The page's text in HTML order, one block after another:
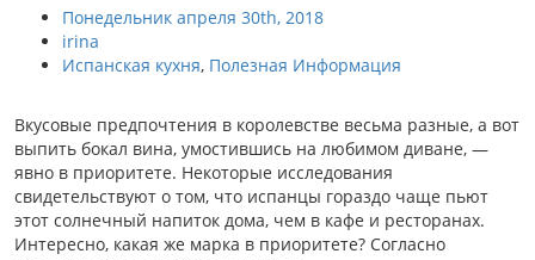
Понедельник апреля 30th, 2018
irina
Испанская кухня, Полезная Информация
Вкусовые предпочтения в королевстве весьма разные, а вот
выпить бокал вина, умостившись на любимом диване, —
явно в приоритете. Некоторые исследования
свидетельствуют о том, что испанцы гораздо чаще пьют
этот солнечный напиток дома, чем в кафе и ресторанах.
Интересно, какая же марка в приоритете? Согласно